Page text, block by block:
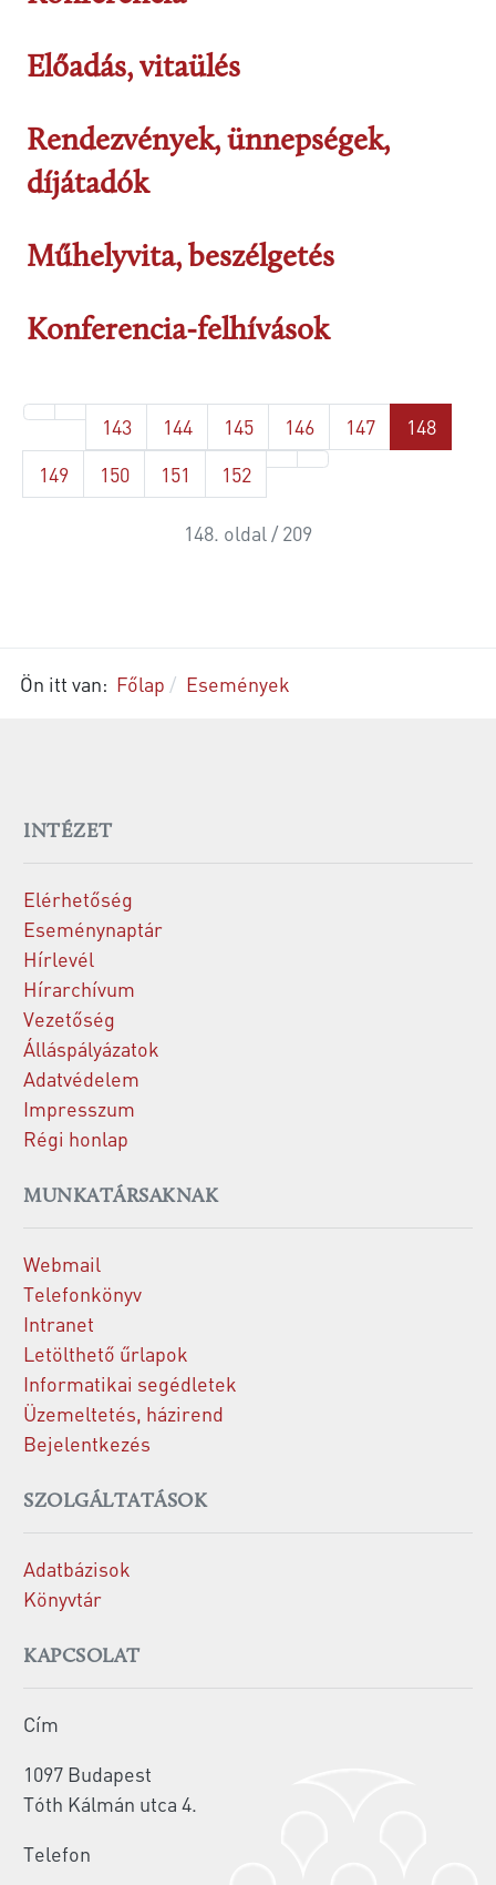
Előadás, vitaülés
Rendezvények, ünnepségek,
díjátadók
Műhelyvita, beszélgetés
Konferencia-felhívások
143 144 145 146 147
148
149
150 151 152
148. oldal / 209
Ön itt van: Főlap Események
INTÉZET
Elérhetőség
Eseménynaptár
Hírlevél
Hírarchívum
Vezetőség
Álláspályázatok
Adatvédelem
Impresszum
Régi honlap
MUNKATÁRSAKNAK
Webmail
Telefonkönyv
Intranet
Letölthető űrlapok
Informatikai segédletek
Üzemeltetés, házirend
Bejelentkezés
SZOLGÁLTATÁSOK
Adatbázisok
Könyvtár
KAPCSOLAT
Cím
1097 Budapest
Tóth Kálmán utca 4.
Telefon